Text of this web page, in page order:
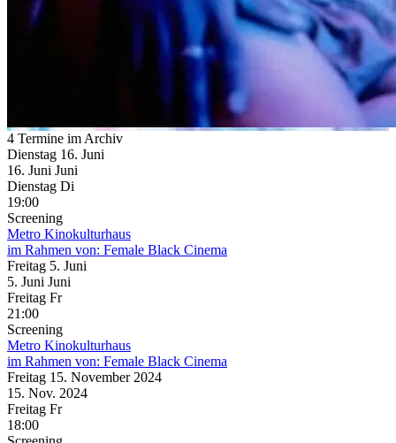
4 Termine im Archiv
Dienstag 16. Juni
16. Juni Juni
Dienstag Di
19:00
Screening
Metro Kinokulturhaus
im Rahmen von: Female Black Cinema
Freitag 5. Juni
5. Juni Juni
Freitag Fr
21:00
Screening
Metro Kinokulturhaus
im Rahmen von: Female Black Cinema
Freitag 15. November 2024
15. Nov. 2024
Freitag Fr
18:00